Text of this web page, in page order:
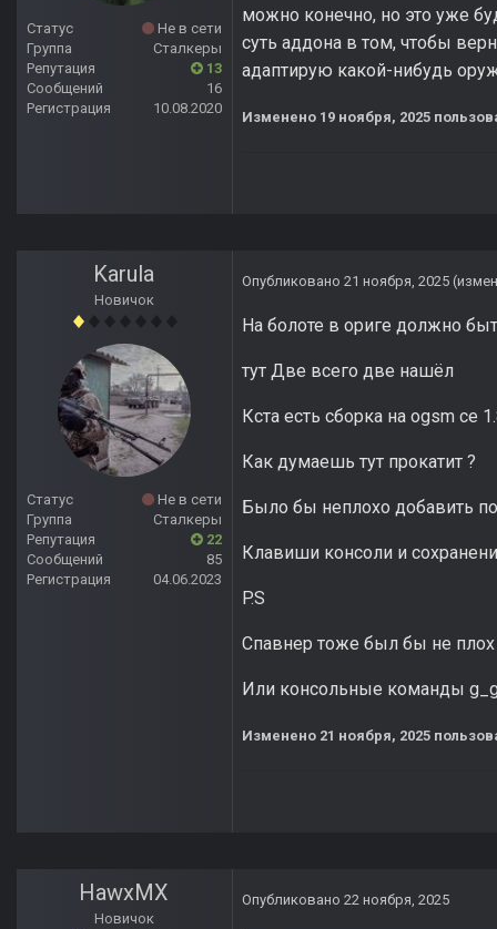
Статус
Не в сети
Группа
Сталкеры
Репутация
13
Сообщений
16
Регистрация
10.08.2020
можно конечно, но это уже
суть аддона в том, чтобы
адаптирую какой-нибудь
Изменено 19 ноября, 2025
Karula
Новичок
Статус
Не в сети
Группа
Сталкеры
Репутация
22
Сообщений
85
Регистрация
04.06.2023
Опубликовано 21 ноября, 2025
На болоте в ориге должно
тут Две всего две нашёл
Кста есть сборка на ogsm ce
Как думаешь тут прокатит ?
Было бы неплохо добавить
Клавиши консоли и
P.S
Спавнер тоже был бы не плох
Или консольные команды
Изменено 21 ноября, 2025
HawxMX
Новичок
Опубликовано 22 ноября, 2025